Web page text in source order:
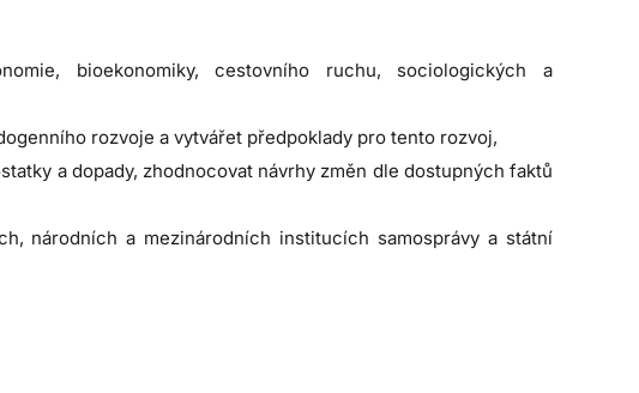
bioekonomiky, cestovního ruchu, sociologických a
rozvoje a vytvářet předpoklady pro tento rozvoj,
a dopady, zhodnocovat návrhy změn dle dostupných faktů
národních a mezinárodních institucích samosprávy a státní